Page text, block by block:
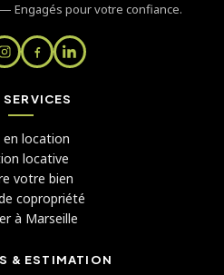
Engagés pour votre confiance.
en location
locative
votre bien
copropriété
à Marseille
& ESTIMATION